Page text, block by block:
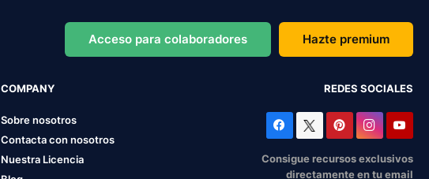
Acceso para colaboradores Hazte premium
COMPANY
Sobre nosotros
Contacta con nosotros
Nuestra Licencia
REDES SOCIALES
Consigue recursos exclusivos
directamente en tu email